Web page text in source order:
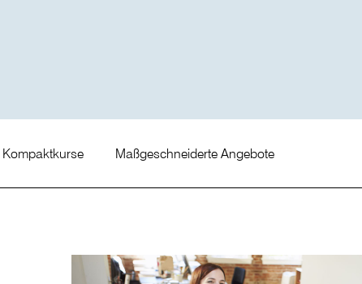
Kompaktkurse Maßgeschneiderte Angebote